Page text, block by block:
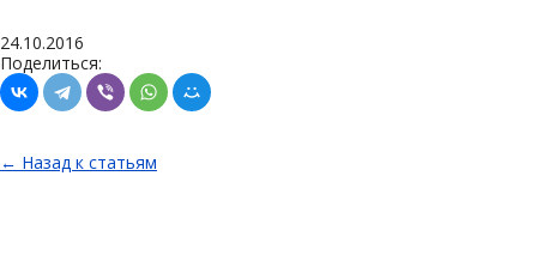
24.10.2016
Поделиться:
← Назад к статьям